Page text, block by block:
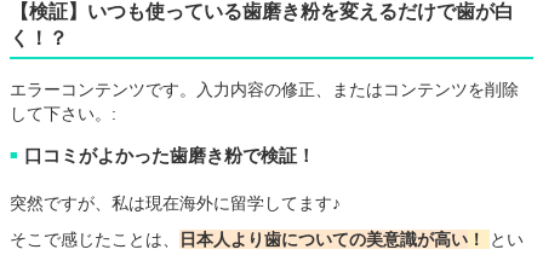
【検証】いつも使っている歯磨き粉を変えるだけで歯が白
く！？
エラーコンテンツです。入力内容の修正、またはコンテンツを削除
して下さい。:
■ 口コミがよかった歯磨き粉で検証！
突然ですが、私は現在海外に留学してます♪
そこで感じたことは、
日本人より歯についての美意識が高い ！
とい